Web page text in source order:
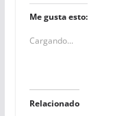
Me gusta esto:
Cargando...
Relacionado